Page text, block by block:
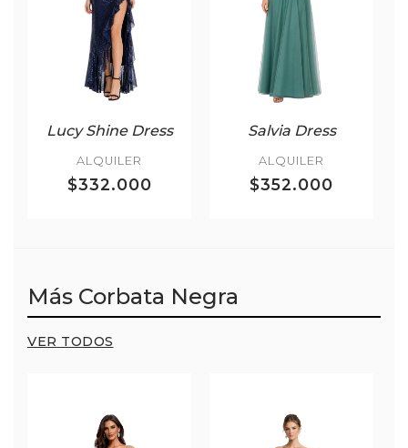
Lucy Shine Dress
ALQUILER
$332.000
Salvia Dress
ALQUILER
$352.000
Más Corbata Negra
VER TODOS